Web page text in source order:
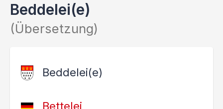
Beddelei(e)
(Übersetzung)
Beddelei(e)
Bettelei